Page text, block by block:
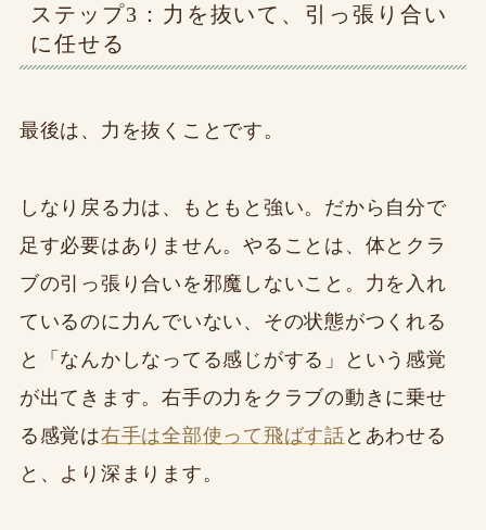
ステップ3：力を抜いて、引っ張り合い
に任せる
最後は、力を抜くことです。
しなり戻る力は、もともと強い。だから自分で
足す必要はありません。やることは、体とクラ
ブの引っ張り合いを邪魔しないこと。力を入れ
ているのに力んでいない、その状態がつくれる
と「なんかしなってる感じがする」という感覚
が出てきます。右手の力をクラブの動きに乗せ
る感覚は右手は全部使って飛ばす話 とあわせる
と、より深まります。